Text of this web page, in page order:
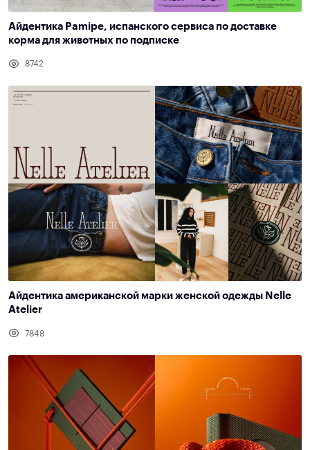
Айдентика Pamipe, испанского сервиса по доставке
корма для животных по подписке
8742
Айдентика американской марки женской одежды Nelle
Atelier
7848